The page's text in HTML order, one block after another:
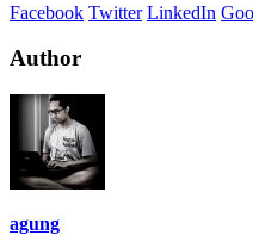
Facebook Twitter LinkedIn
Author
agung